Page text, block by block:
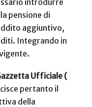
pensione di
aggiuntivo,
Integrando in
Ufficiale (
pertanto il
della